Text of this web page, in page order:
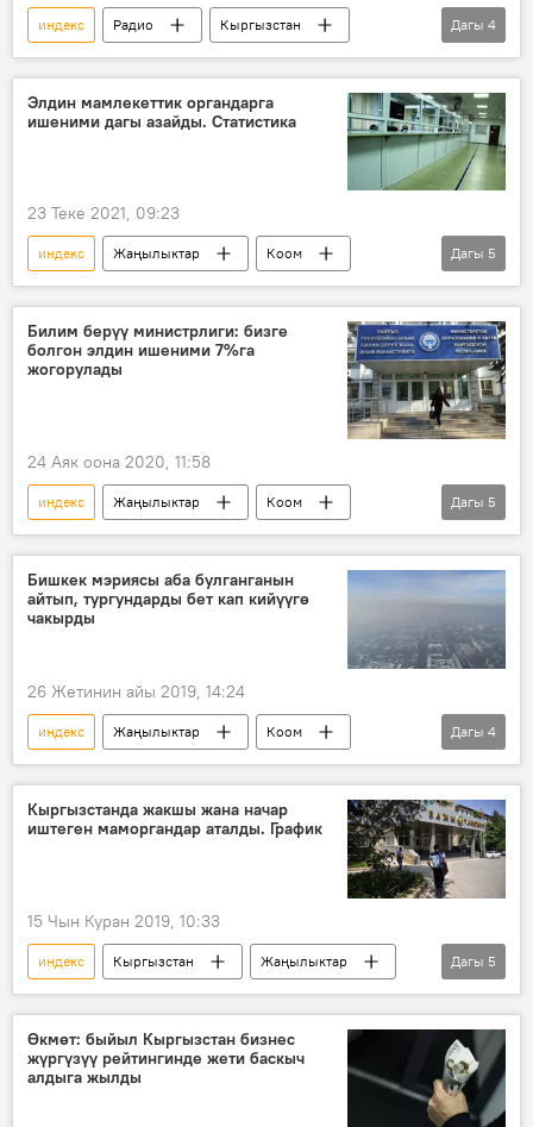
индекс Радио
Кыргызстан
жаштар
изилдөө
Саясат
Дагы 4
Элдин мамлекеттик органдарга
ишеними дагы азайды. Статистика
23 Теке 2021, 09:23
индекс Жаңылыктар
Коом
Кыргызстан
мамлекеттик орган
ишеним
эл рейтинг
Дагы 5
Билим берүү министрлиги: бизге
болгон элдин ишеними 7%га
жогорулады
24 Аяк оона 2020, 11:58
индекс Жаңылыктар
Коом
Кыргызстан
Билим берүү министрлиги
ишеним
эл Сурамжылоо
Дагы 5
Бишкек мэриясы аба булганганын
айтып, тургундарды бет кап кийүүгө
чакырды
26 Жетинин айы 2019, 14:24
индекс Жаңылыктар
Коом
Кыргызстан
Бишкек мэриясы
шаар
аба
Дагы 4
Кыргызстанда жакшы жана начар
иштеген маморгандар аталды. График
15 Чын Куран 2019, 10:33
индекс Кыргызстан
Жаңылыктар
Коом
мамлекеттик орган
статистика
ишмердүүлүк баа
Дагы 5
Өкмөт: быйыл Кыргызстан бизнес
жүргүзүү рейтингинде жети баскыч
алдыга жылды